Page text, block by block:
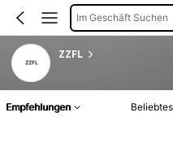
Im Geschäft Suchen
ZZFL
Empfehlungen